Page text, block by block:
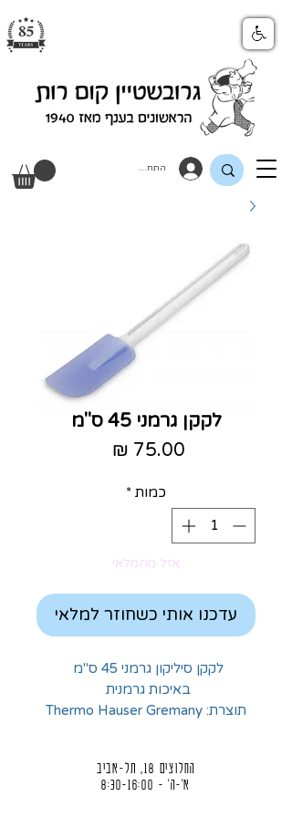
התחבר
לקקן גרמני 45 ס"מ
כמות *
אזל מהמלאי
עדכנו אותי כשחוזר למלאי
לקקן סיליקון גרמני 45 ס"מ
באיכות גרמנית
תוצרת: Thermo Hauser Gremany
החלוצים 18, תל-אביב
א'-ה' - 8:30-16:00